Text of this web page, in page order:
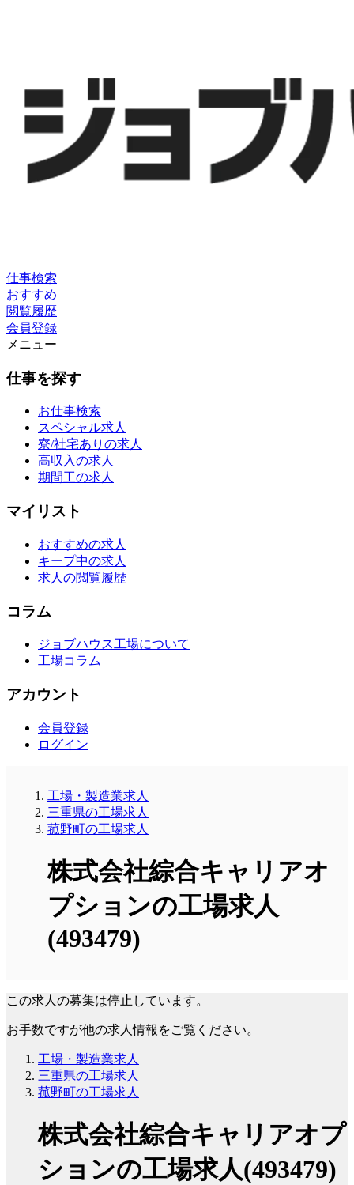
仕事検索
おすすめ
閲覧履歴
会員登録
メニュー
仕事を探す
お仕事検索
スペシャル求人
寮/社宅ありの求人
高収入の求人
期間工の求人
マイリスト
おすすめの求人
キープ中の求人
求人の閲覧履歴
コラム
ジョブハウス工場について
工場コラム
アカウント
会員登録
ログイン
工場・製造業求人
三重県の工場求人
菰野町の工場求人
株式会社綜合キャリアオ
プションの工場求人
(493479)
この求人の募集は停止しています。
お手数ですが他の求人情報をご覧ください。
工場・製造業求人
三重県の工場求人
菰野町の工場求人
株式会社綜合キャリアオプ
ションの工場求人(493479)